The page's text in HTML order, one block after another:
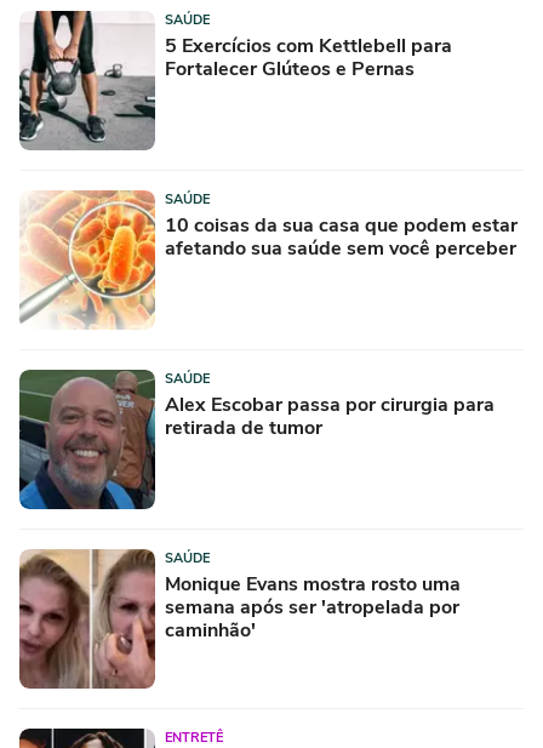
SAÚDE
5 Exercícios com Kettlebell para
Fortalecer Glúteos e Pernas
SAÚDE
10 coisas da sua casa que podem estar
afetando sua saúde sem você perceber
SAÚDE
Alex Escobar passa por cirurgia para
retirada de tumor
SAÚDE
Monique Evans mostra rosto uma
semana após ser 'atropelada por
caminhão'
ENTRETÊ